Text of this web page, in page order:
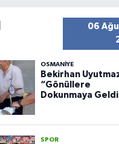
06
OSMANIYE
Bekirhan
“Gönüllere
Dokunmaya
SPOR